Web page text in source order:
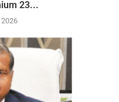
23...